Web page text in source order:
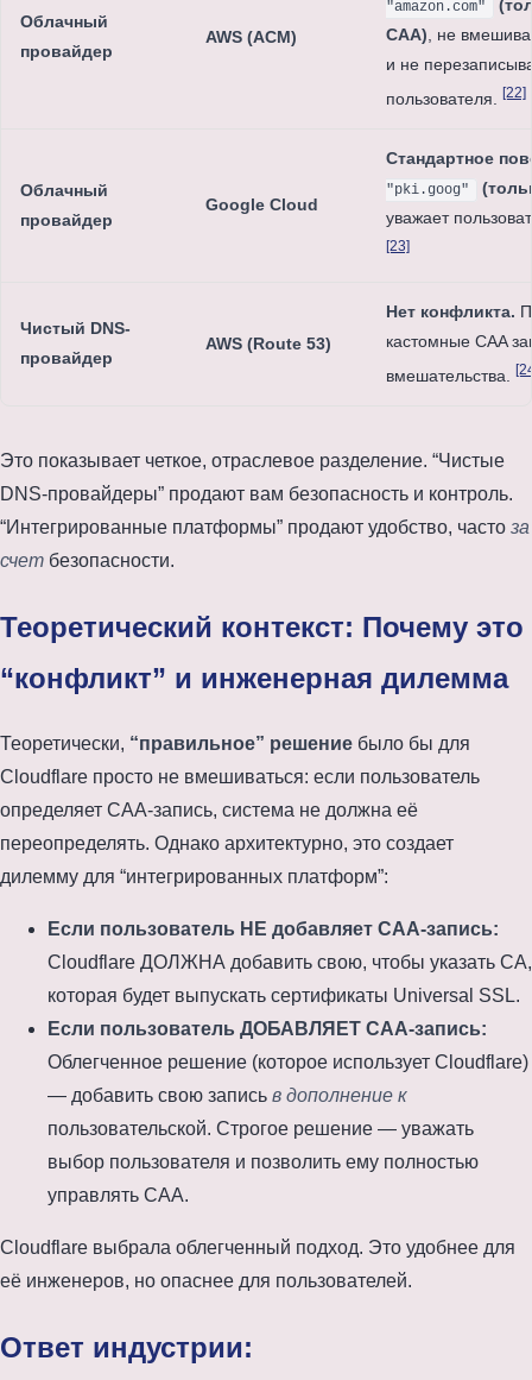
Облачный
провайдер
AWS (ACM)
"amazon.com"
CAA) , не
и не
пользователя.
[22]
Облачный
провайдер
Google Cloud
Стандартное
"pki.goog"
уважает
[23]
Чистый DNS-
провайдер
AWS (Route 53)
Нет конфликта.
кастомные CAA
вмешательства.
Это показывает четкое, отраслевое разделение. “Чистые
DNS-провайдеры” продают вам безопасность и контроль.
“Интегрированные платформы” продают удобство, часто за
счет безопасности.
Теоретический контекст: Почему это
“конфликт” и инженерная дилемма
Теоретически, “правильное” решение было бы для
Cloudflare просто не вмешиваться: если пользователь
определяет CAA-запись, система не должна её
переопределять. Однако архитектурно, это создает
дилемму для “интегрированных платформ”:
Если пользователь НЕ добавляет CAA-запись:
Cloudflare ДОЛЖНА добавить свою, чтобы указать CA,
которая будет выпускать сертификаты Universal SSL.
Если пользователь ДОБАВЛЯЕТ CAA-запись:
Облегченное решение (которое использует Cloudflare)
— добавить свою запись в дополнение к
пользовательской. Строгое решение — уважать
выбор пользователя и позволить ему полностью
управлять CAA.
Cloudflare выбрала облегченный подход. Это удобнее для
её инженеров, но опаснее для пользователей.
Ответ индустрии: